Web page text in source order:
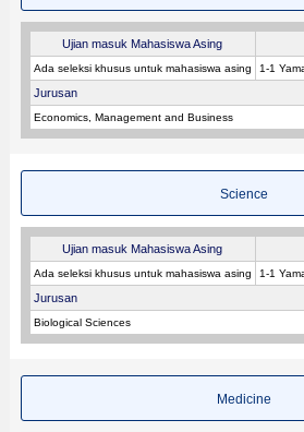
Ujian masuk Mahasiswa Asing
Ada seleksi khusus untuk mahasiswa asing 1-1
Jurusan
Economics, Management and Business
Science
Ujian masuk Mahasiswa Asing
Ada seleksi khusus untuk mahasiswa asing 1-1
Jurusan
Biological Sciences
Medicine